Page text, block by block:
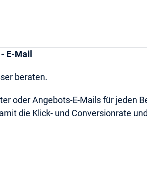
E-Mail
beraten.
oder Angebots-E-Mails für jeden
die Klick- und Conversionrate